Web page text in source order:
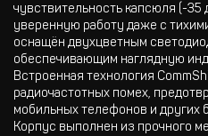
чувствительность капсюля (-35
уверенную работу даже с
оснащён двухцветным
обеспечивающим наглядную
Встроенная технология
радиочастотных помех,
мобильных телефонов и других
Корпус выполнен из прочного